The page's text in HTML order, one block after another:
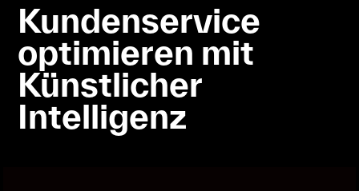
Kundenservice
optimieren mit
Künstlicher
Intelligenz